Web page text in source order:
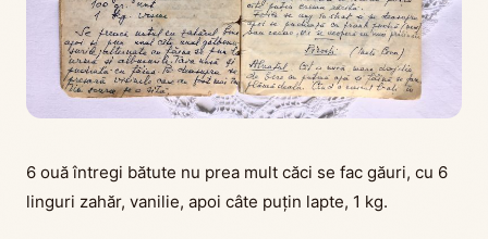
6 ouă întregi bătute nu prea mult căci se fac găuri, cu 6
linguri zahăr, vanilie, apoi câte puțin lapte, 1 kg.